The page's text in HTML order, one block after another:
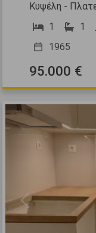
Κυψέλη -
1
1
1965
95.000 €
Previous